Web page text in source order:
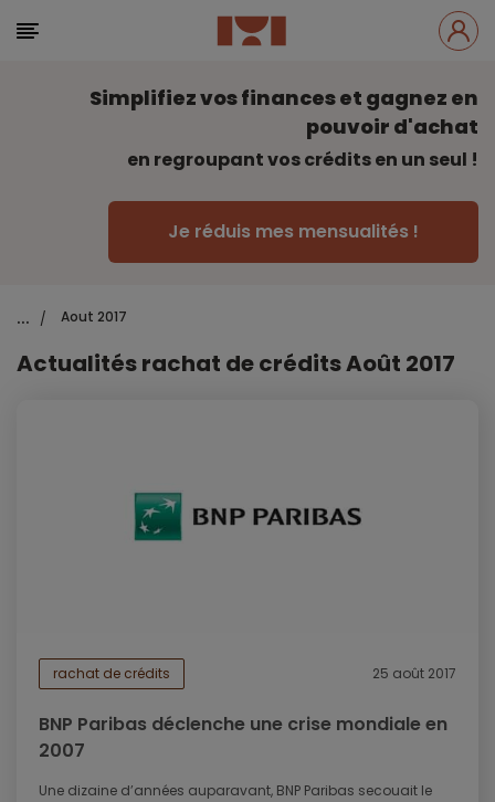
Simplifiez vos finances et gagnez en
pouvoir d'achat
en regroupant vos crédits en un seul !
Je réduis mes mensualités !
... / Aout 2017
Actualités rachat de crédits Août 2017
rachat de crédits 25 août 2017
BNP Paribas déclenche une crise mondiale en
2007
Une dizaine d’années auparavant, BNP Paribas secouait le